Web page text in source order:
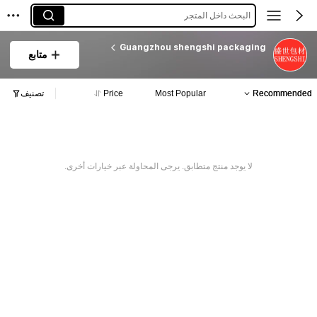
البحث داخل المتجر
Guangzhou shengshi packaging
متابع
Recommended
Most Popular
Price تصنيف
لا يوجد منتج متطابق. يرجى المحاولة عبر خيارات أخرى.